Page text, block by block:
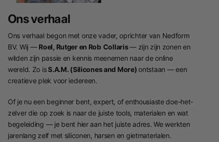
Ons verhaal
Ons verhaal begon met onze vader, oprichter van Nedform
BV. Wij — Roel, Rutger en Rob Collaris— zijn zijn zonen en
wilden zijn passie en kennis meenemen naar de online
wereld. Zo isS.A.M. (Silicones and More)ontstaan — een
creatieve plek voor iedereen.
Of je nu een beginner bent, expert, of enthousiaste doe-het-
zelver die op zoek is naar de juiste tools, materialen en wat
begeleiding — je bent hier aan het juiste adres. We werkten
jarenlang zelf met siliconen, harsen en gietmaterialen.